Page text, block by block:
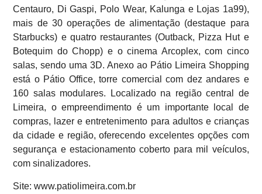
Centauro, Di Gaspi, Polo Wear, Kalunga e Lojas 1a99),
mais de 30 operações de alimentação (destaque para
Starbucks) e quatro restaurantes (Outback, Pizza Hut e
Botequim do Chopp) e o cinema Arcoplex, com cinco
salas, sendo uma 3D. Anexo ao Pátio Limeira Shopping
está o Pátio Office, torre comercial com dez andares e
160 salas modulares. Localizado na região central de
Limeira, o empreendimento é um importante local de
compras, lazer e entretenimento para adultos e crianças
da cidade e região, oferecendo excelentes opções com
segurança e estacionamento coberto para mil veículos,
com sinalizadores.
Site: www.patiolimeira.com.br